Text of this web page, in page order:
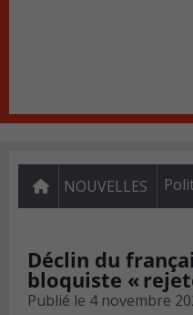
NOUVELLES
Déclin du
bloquiste «
Publié le 4 novembre